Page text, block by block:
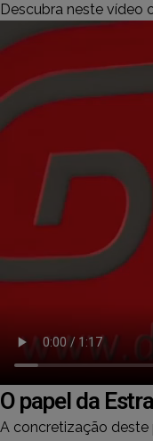
Descubra neste vídeo
O papel da
A concretização